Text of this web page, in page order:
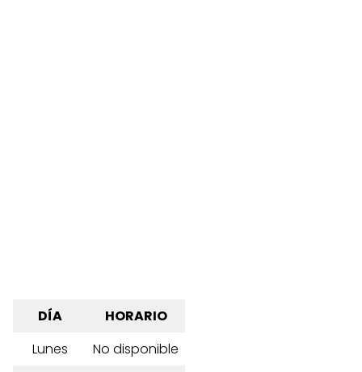
DÍA
HORARIO
Lunes
No disponible